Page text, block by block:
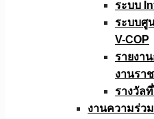
ระบบ
ระบบศู
V-COP
รายงา
งานรา
รางวัล
งานความร่ว